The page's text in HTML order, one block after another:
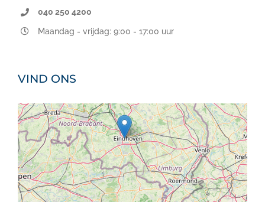
040 250 4200
Maandag - vrijdag: 9:00 - 17:00 uur
VIND ONS